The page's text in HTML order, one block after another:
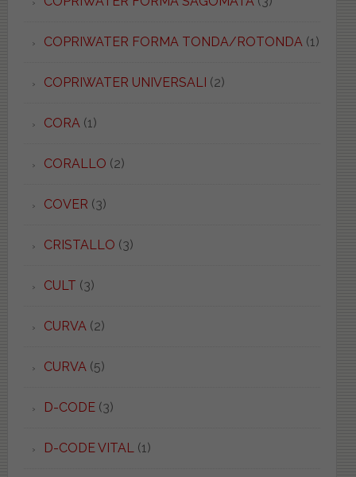
COPRIWATER FORMA TONDA/ROTONDA (1)
COPRIWATER UNIVERSALI (2)
CORA (1)
CORALLO (2)
COVER (3)
CRISTALLO (3)
CULT (3)
CURVA (2)
CURVA (5)
D-CODE(3)
D-CODE VITAL (1)